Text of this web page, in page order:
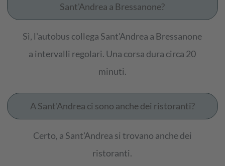
Sant'Andrea a Bressanone?
Sì, l'autobus collega Sant'Andrea a Bressanone
a intervalli regolari. Una corsa dura circa 20
minuti.
A Sant'Andrea ci sono anche dei ristoranti?
Certo, a Sant'Andrea si trovano anche dei
ristoranti.